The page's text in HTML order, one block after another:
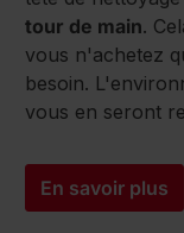
tour de main.
vous n'achetez
besoin.
vous en seront
En savoir plus